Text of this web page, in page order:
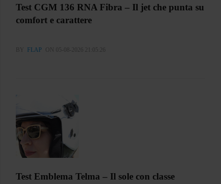
Test CGM 136 RNA Fibra – Il jet che punta su
comfort e carattere
BY FLAP ON 05-08-2026 21:05:26
Test Emblema Telma – Il sole con classe